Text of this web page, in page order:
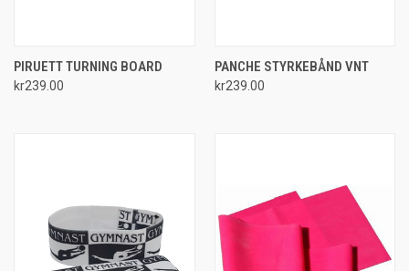
PIRUETT TURNING BOARD
kr239.00
PANCHE STYRKEBÅND VNT
kr239.00